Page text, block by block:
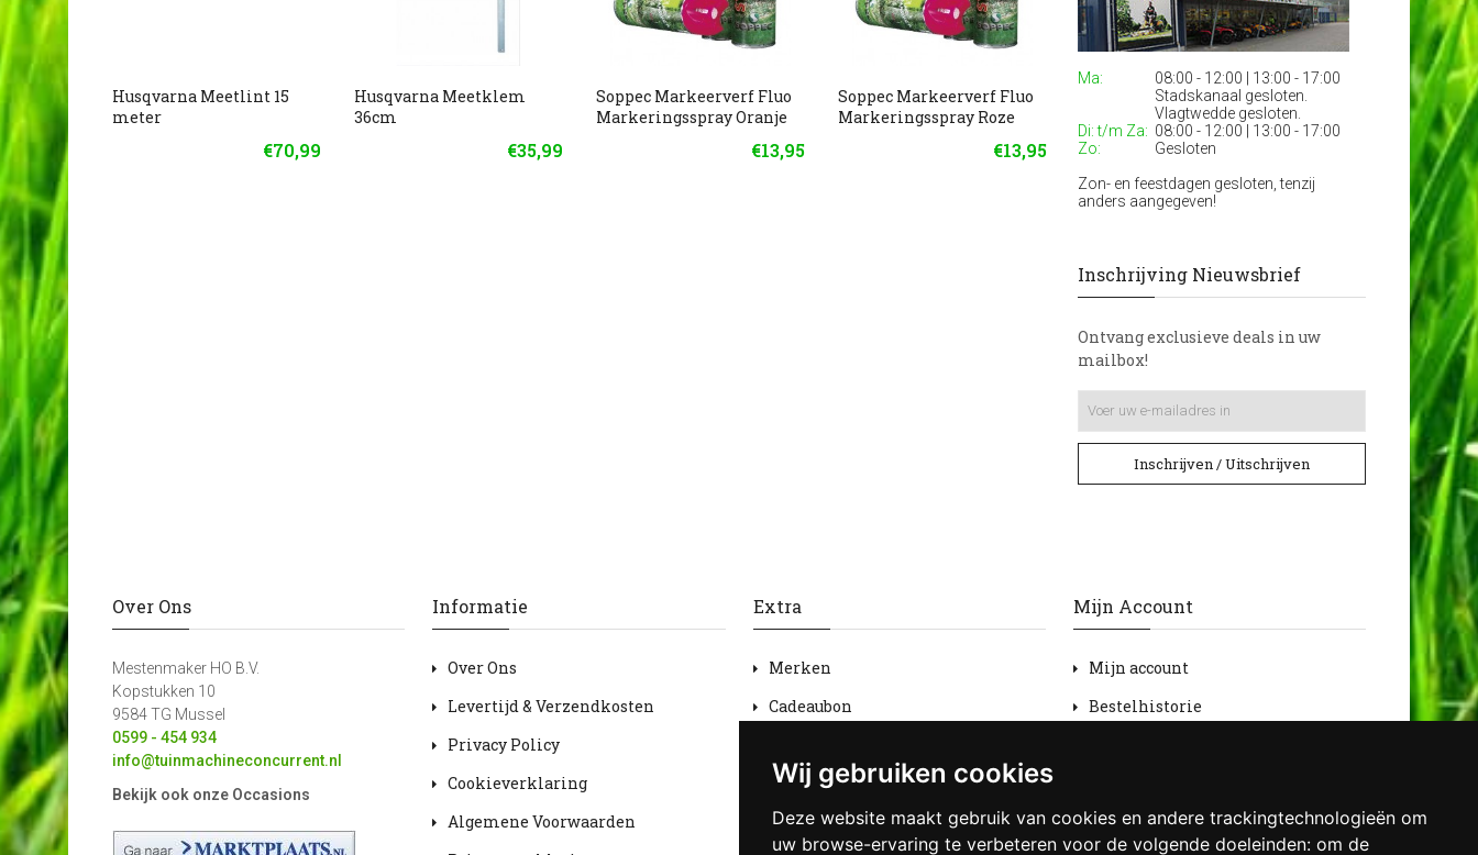
Wij gebruiken cookies
Deze website maakt gebruik van cookies en andere trackingtechnologieën om
uw browse-ervaring te verbeteren voor de volgende doeleinden: om de
Husqvarna Meetlint 15
meter
€70,99
Husqvarna Meetklem
36cm
€35,99
Soppec Markeerverf Fluo
Markeringsspray Oranje
€13,95
Soppec Markeerverf Fluo
Markeringsspray Roze
€13,95
Soppec Markeerverf
Strong Markeringsspray
Geel
Soppec
Strong
Rood
Ma:
08:00 - 12:00 | 13:00 - 17:00
Stadskanaal gesloten.
Vlagtwedde gesloten.
Di: t/m Za: 08:00 - 12:00 | 13:00 - 17:00
Zo:
Gesloten
Zon- en feestdagen gesloten, tenzij
anders aangegeven!
Inschrijving Nieuwsbrief
Ontvang exclusieve deals in uw
mailbox!
Inschrijven / Uitschrijven
Over Ons
Mestenmaker HO B.V.
Kopstukken 10
9584 TG Mussel
0599 - 454 934
info@tuinmachineconcurrent.nl
Bekijk ook onze Occasions
Informatie
Over Ons
Levertijd & Verzendkosten
Privacy Policy
Cookieverklaring
Algemene Voorwaarden
Extra
Merken
Cadeaubon
Sitemap
Mijn Account
Mijn account
Bestelhistorie
Nieuwsbrief